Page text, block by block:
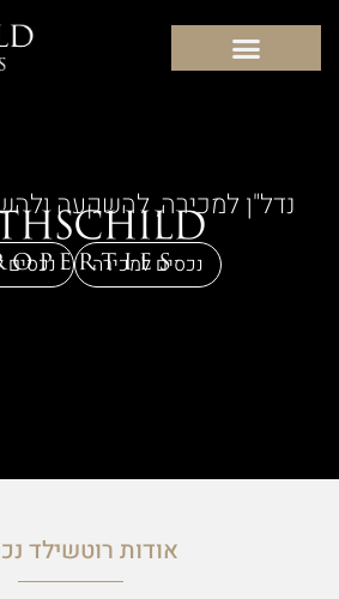
נדל"ן למכירה, להשקעה
נכסים למכירה
אודות רוטשילד